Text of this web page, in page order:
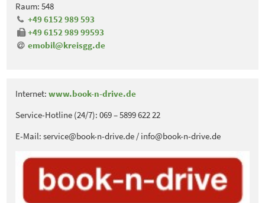
Raum: 548
+49 6152 989 593
+49 6152 989 99593
​​​​​​​emobil@kreisgg.de
Internet:www.book-n-drive.de
Service-Hotline (24/7): 069 – 5899 622 22
E-Mail: service@book-n-drive.de / info@book-n-drive.de